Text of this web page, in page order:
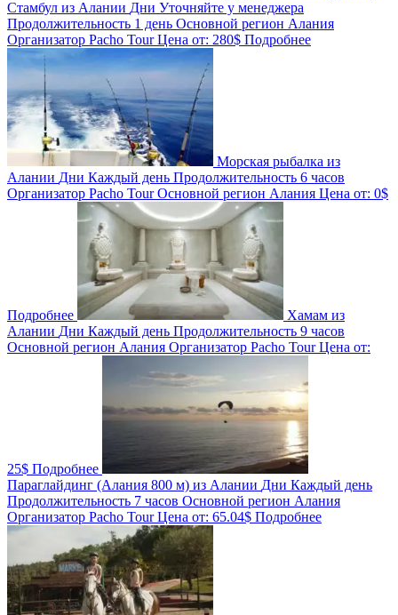
Стамбул из Алании Дни Уточняйте у менеджера
Продолжительность 1 день Основной регион Алания
Организатор Pacho TourЦена от: 280$ Подробнее
Морская рыбалка из
Алании Дни Каждый день Продолжительность 6 часов
Организатор Pacho TourОсновной регион Алания Цена от: 0$
Подробнее
Хамам из
Алании Дни Каждый день Продолжительность 9 часов
Основной регион Алания Организатор Pacho TourЦена от:
25$ Подробнее
Параглайдинг (Алания 800 м) из Алании Дни Каждый день
Продолжительность 7 часов Основной регион Алания
Организатор Pacho TourЦена от: 65.04$ Подробнее